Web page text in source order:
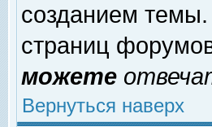
созданием
страниц
можете
Вернуться наверх